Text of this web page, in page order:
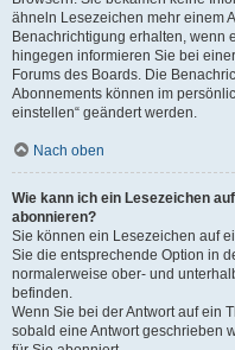
ähneln Lesezeichen mehr einem
Benachrichtigung erhalten, wenn
hingegen informieren Sie bei
Forums des Boards. Die
Abonnements können im
einstellen“ geändert werden.
Nach oben
Wie kann ich ein Lesezeichen
abonnieren?
Sie können ein Lesezeichen auf
Sie die entsprechende Option in
normalerweise ober- und
befinden.
Wenn Sie bei der Antwort auf ein
sobald eine Antwort geschrieben